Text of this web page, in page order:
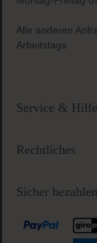
Alle anderen
Arbeitstags
Service & Hilfe
Rechtliches
Sicher bezahlen